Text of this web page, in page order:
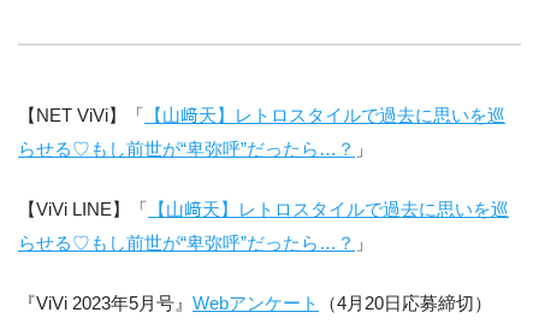
【NET ViVi】「
【山﨑天】レトロスタイルで過去に思いを巡
らせる♡もし前世が“卑弥呼”だったら…？ 」
【ViVi LINE】「
【山﨑天】レトロスタイルで過去に思いを巡
らせる♡もし前世が“卑弥呼”だったら…？ 」
『ViVi 2023年5月号』 Webアンケート （4月20日応募締切）